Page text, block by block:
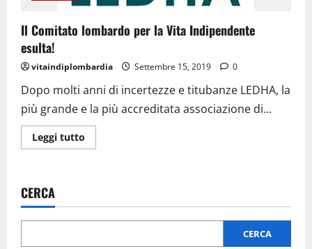
Il Comitato lombardo per la Vita Indipendente
esulta!
vitaindiplombardia Settembre 15, 2019 0
Dopo molti anni di incertezze e titubanze LEDHA, la
più grande e la più accreditata associazione di...
Leggi tutto
CERCA
CERCA